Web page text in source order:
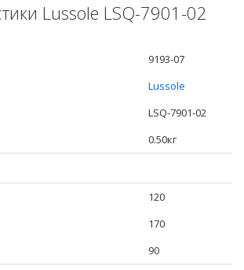
Lussole LSQ-7901-02
9193-07
Lussole
LSQ-7901-02
0.50кг
120
170
90